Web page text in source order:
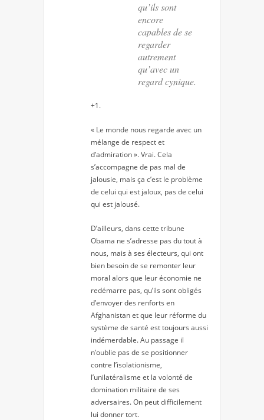
qu’ils sont
encore
capables de se
regarder
autrement
qu’avec un
regard cynique.
+1.
« Le monde nous regarde avec un
mélange de respect et
d’admiration ». Vrai. Cela
s’accompagne de pas mal de
jalousie, mais ça c’est le problème
de celui qui est jaloux, pas de celui
qui est jalousé.
D’ailleurs, dans cette tribune
Obama ne s’adresse pas du tout à
nous, mais à ses électeurs, qui ont
bien besoin de se remonter leur
moral alors que leur économie ne
redémarre pas, qu’ils sont obligés
d’envoyer des renforts en
Afghanistan et que leur réforme du
système de santé est toujours aussi
indémerdable. Au passage il
n’oublie pas de se positionner
contre l’isolationisme,
l’unilatéralisme et la volonté de
domination militaire de ses
adversaires. On peut difficilement
lui donner tort.